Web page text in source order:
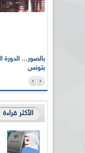
بتونس
الأكثر قراءة